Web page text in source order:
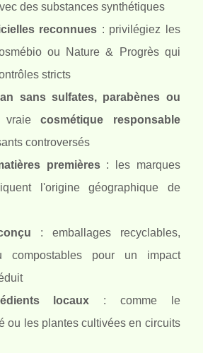
des substances synthétiques
reconnues : privilégiez les
ou Nature & Progrès qui
stricts
sans sulfates, parabènes ou
vraiecosmétique responsable
controversés
premières: les marques
l'origine géographique de
: emballages recyclables,
compostables pour un impact
locaux : comme le
ou les plantes cultivées en circuits